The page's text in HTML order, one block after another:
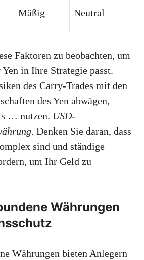
Mäßig Neutral
Faktoren zu beobachten, um
Yen in Ihre Strategie passt.
des Carry-Trades mit den
des Yen abwägen,
… nutzen. USD-
. Denken Sie daran, dass
sind und ständige
um Ihr Geld zu
Währungen
Währungen bieten Anlegern